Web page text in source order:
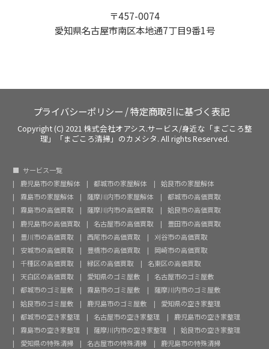
〒457-0074
愛知県名古屋市南区本地通7丁目9番1号
プライバシーポリシー /特定商取引に基づく表記
Copyright (C) 2021 株式会社オアシス.サービス/身近な「まごころ整
理」「まごころ清掃」のカメシタ. All rights Reserved.
サービス一覧
鹿児島市の家屋解体
都城市の家屋解体
姶良市の家屋解体
霧島市の家屋解体
薩摩川内市の家屋解体
都城市の高価買取
霧島市の高価買取
薩摩川内市の高価買取
姶良市の高価買取
鹿児島市の高価買取
名古屋市の高価買取
豊田市の高価買取
豊川市の高価買取
西尾市の高価買取
刈谷市の高価買取
安城市の高価買取
豊橋市の高価買取
岡崎市の高価買取
千種区の高価買取
緑区の高価買取
名東区の高価買取
天白区の高価買取
愛知県のゴミ屋敷
名古屋市のゴミ屋敷
都城市のゴミ屋敷
霧島市のゴミ屋敷
薩摩川内市のゴミ屋敷
姶良市のゴミ屋敷
鹿児島市のゴミ屋敷
愛知県の空き家整理
都城市の空き家整理
名古屋市の空き家整理
鹿児島市の空き家整理
霧島市の空き家整理
薩摩川内市の空き家整理
姶良市の空き家整理
愛知県の特殊清掃
名古屋市の特殊清掃
鹿児島市の特殊清掃